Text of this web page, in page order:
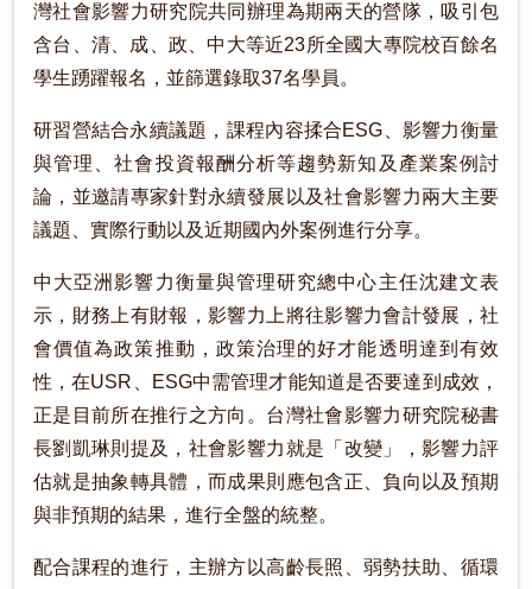
灣社會影響力研究院共同辦理為期兩天的營隊，吸引包
含台、清、成、政、中大等近23所全國大專院校百餘名
學生踴躍報名，並篩選錄取37名學員。
研習營結合永續議題，課程內容揉合ESG、影響力衡量
與管理、社會投資報酬分析等趨勢新知及產業案例討
論，並邀請專家針對永續發展以及社會影響力兩大主要
議題、實際行動以及近期國內外案例進行分享。
中大亞洲影響力衡量與管理研究總中心主任沈建文表
示，財務上有財報，影響力上將往影響力會計發展，社
會價值為政策推動，政策治理的好才能透明達到有效
性，在USR、ESG中需管理才能知道是否要達到成效，
正是目前所在推行之方向。台灣社會影響力研究院秘書
長劉凱琳則提及，社會影響力就是「改變」，影響力評
估就是抽象轉具體，而成果則應包含正、負向以及預期
與非預期的結果，進行全盤的統整。
配合課程的進行，主辦方以高齡長照、弱勢扶助、循環